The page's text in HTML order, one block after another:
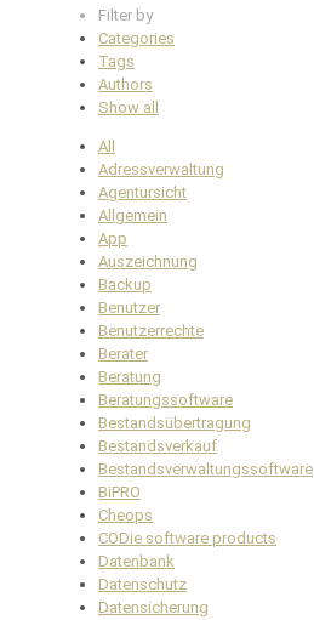
Filter by
Categories
Tags
Authors
Show all
All
Adressverwaltung
Agentursicht
Allgemein
App
Auszeichnung
Backup
Benutzer
Benutzerrechte
Berater
Beratung
Beratungssoftware
Bestandsübertragung
Bestandsverkauf
Bestandsverwaltungssoftware
BiPRO
Cheops
CODie software products
Datenbank
Datenschutz
Datensicherung